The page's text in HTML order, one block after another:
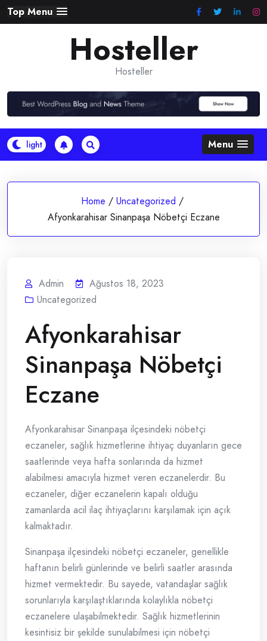
Skip
to
Top Menu
Hosteller
Hosteller
Menu
Home / Uncategorized /
Afyonkarahisar Sinanpaşa Nöbetçi Eczane
Admin
Ağustos 18, 2023
Uncategorized
Afyonkarahisar
Sinanpaşa Nöbetçi
Eczane
Afyonkarahisar Sinanpaşa ilçesindeki nöbetçi
eczaneler, sağlık hizmetlerine ihtiyaç duyanların gece
saatlerinde veya hafta sonlarında da hizmet
alabilmesi amacıyla hizmet veren eczanelerdir. Bu
eczaneler, diğer eczanelerin kapalı olduğu
zamanlarda acil ilaç ihtiyaçlarını karşılamak için açık
kalmaktadır.
Sinanpaşa ilçesindeki nöbetçi eczaneler, genellikle
haftanın belirli günlerinde ve belirli saatler arasında
hizmet vermektedir. Bu sayede, vatandaşlar sağlık
sorunlarıyla karşılaştıklarında kolaylıkla nöbetçi
eczanelere ulaşabilmektedir. Sağlık hizmetlerinin
kesintisiz bir şekilde sunulabilmesi için nöbetçi